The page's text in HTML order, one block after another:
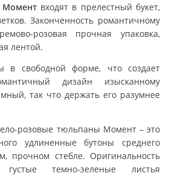
Моментвходят в прелестный букет,
Законченность романтичному
розовая прочная упаковка,
лентой.
в свободной форме, что создает
дизайн изысканному
так что держать его разумнее
розовые тюльпаны Момент – это
удлиненные бутоны среднего
прочном стебле. Оригинальность
темно-зеленые листья